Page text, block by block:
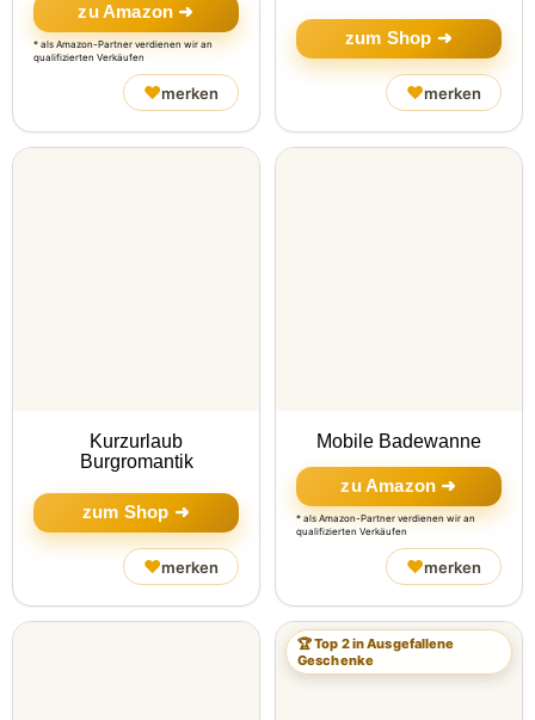
zu Amazon ➜
* als Amazon-Partner verdienen wir an
qualifizierten Verkäufen
♥merken
zum Shop ➜
♥merken
Kurzurlaub
Burgromantik
zum Shop ➜
♥merken
Mobile Badewanne
zu Amazon ➜
* als Amazon-Partner verdienen wir an
qualifizierten Verkäufen
♥merken
🏆 Top 2 in Ausgefallene
Geschenke